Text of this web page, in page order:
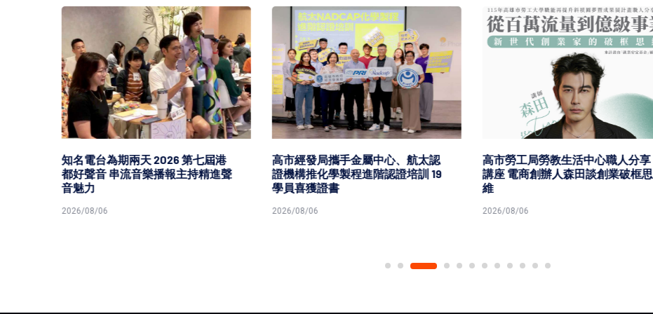
知名電台為期兩天 2026 第七屆港
都好聲音 串流音樂播報主持精進聲
音魅力
2026/08/06
高市經發局攜手金屬中心、航太認
證機構推化學製程進階認證培訓 19
學員喜獲證書
2026/08/06
高市勞工局勞教生活中心職人分享
講座 電商創辦人森田談創業破框思
維
2026/08/06